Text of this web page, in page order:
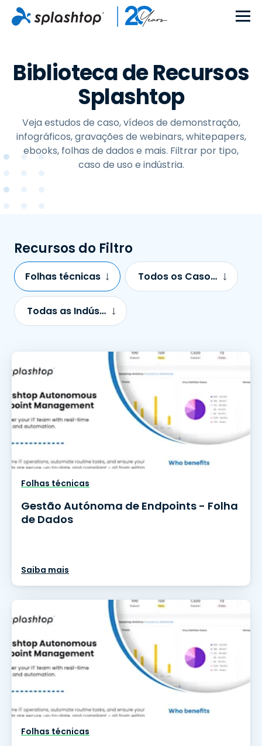
Biblioteca de Recursos
Splashtop
Veja estudos de caso, vídeos de demonstração,
infográficos, gravações de webinars, whitepapers,
ebooks, folhas de dados e mais. Filtrar por tipo,
caso de uso e indústria.
Recursos do Filtro
Folhas técnicas Todos os Casos de Uso
Todas as Indústrias
Folhas técnicas
Gestão Autónoma de Endpoints - Folha
de Dados
Saiba mais
Folhas técnicas